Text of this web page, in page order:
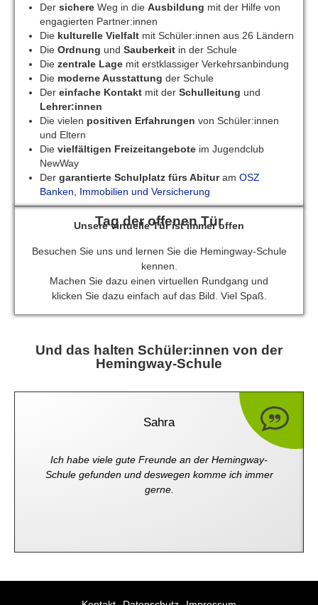
Der sichere Weg in die Ausbildung mit der Hilfe von
engagierten Partner:innen
Die kulturelle Vielfalt mit Schüler:innen aus 26 Ländern
Die Ordnung und Sauberkeit in der Schule
Die zentrale Lage mit erstklassiger Verkehrsanbindung
Die moderne Ausstattung der Schule
Der einfache Kontakt mit der Schulleitung und
Lehrer:innen
Die vielen positiven Erfahrungen von Schüler:innen
und Eltern
Die vielfältigen Freizeitangebote im Jugendclub
NewWay
Der garantierte Schulplatz fürs Abituram OSZ
Banken, Immobilien und Versicherung
Tag der offenen Tür
Unsere virtuelle Tür ist immer offen
Besuchen Sie uns und lernen Sie die Hemingway-Schule
kennen.
Machen Sie dazu einen virtuellen Rundgang und
klicken Sie dazu einfach auf das Bild. Viel Spaß.
Und das halten Schüler:innen von der
Hemingway-Schule
Sahra
Ich habe viele gute Freunde an der Hemingway-
Schule gefunden und deswegen komme ich immer
gerne.